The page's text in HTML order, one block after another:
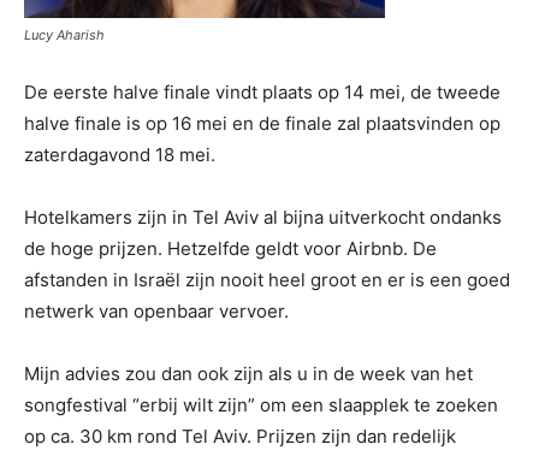
Lucy Aharish
De eerste halve finale vindt plaats op 14 mei, de tweede
halve finale is op 16 mei en de finale zal plaatsvinden op
zaterdagavond 18 mei.
Hotelkamers zijn in Tel Aviv al bijna uitverkocht ondanks
de hoge prijzen. Hetzelfde geldt voor Airbnb. De
afstanden in Israël zijn nooit heel groot en er is een goed
netwerk van openbaar vervoer.
Mijn advies zou dan ook zijn als u in de week van het
songfestival “erbij wilt zijn” om een slaapplek te zoeken
op ca. 30 km rond Tel Aviv. Prijzen zijn dan redelijk